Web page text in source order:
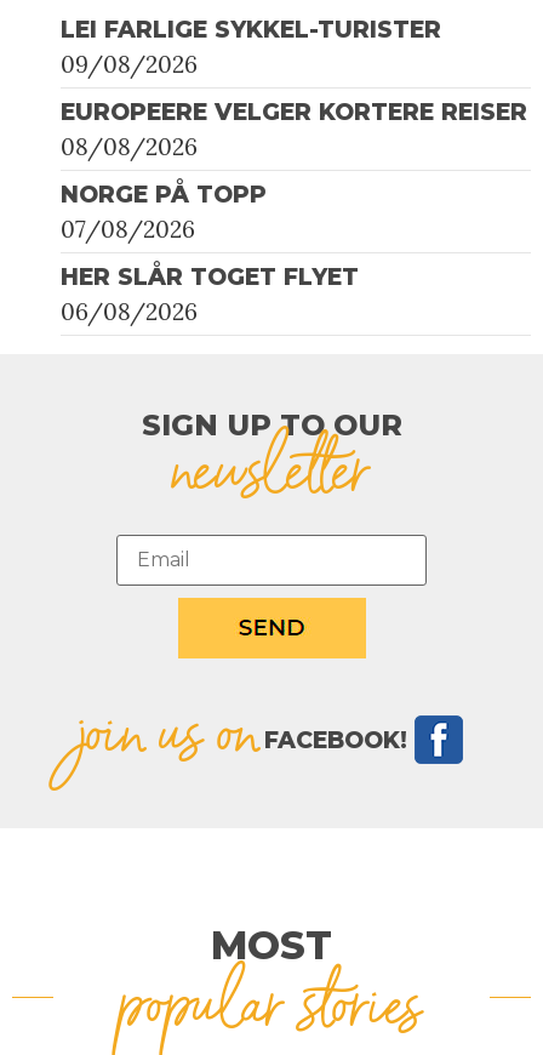
LEI FARLIGE SYKKEL-TURISTER
09/08/2026
EUROPEERE VELGER KORTERE REISER
08/08/2026
NORGE PÅ TOPP
07/08/2026
HER SLÅR TOGET FLYET
06/08/2026
SIGN UP TO OUR​
newsletter
join us on FACEBOOK!
MOST
popular stories